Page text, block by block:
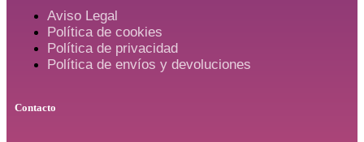
Aviso Legal
Política de cookies
Política de privacidad
Política de envíos y devoluciones
Contacto